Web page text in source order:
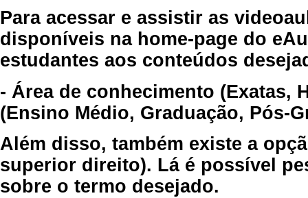
Para acessar e assistir as
disponíveis na home-page do
estudantes aos conteúdos
- Área de conhecimento (Exatas,
(Ensino Médio, Graduação, Pós-
Além disso, também existe a
superior direito). Lá é possível
sobre o termo desejado.